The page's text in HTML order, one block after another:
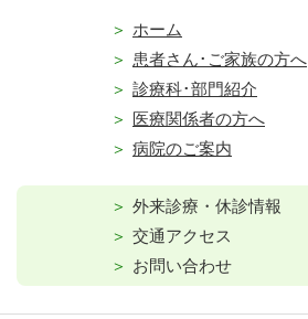
ホーム
患者さん･ご家族の方へ
診療科･部門紹介
医療関係者の方へ
病院のご案内
外来診療・休診情報
交通アクセス
お問い合わせ